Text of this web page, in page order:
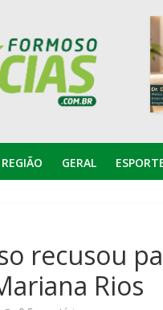
REGIÃO GERAL
recusou
Rios